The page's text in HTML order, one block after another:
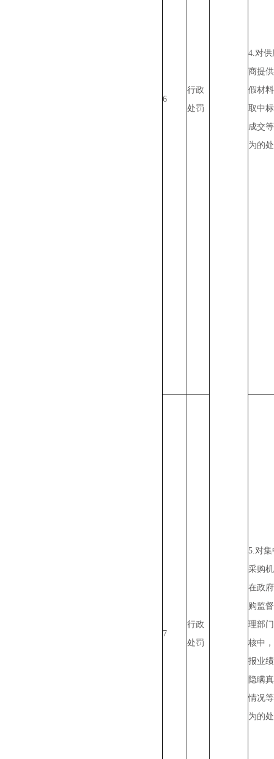
6
行政
处罚
4.对供
商提
假材
取中
成交
为的
7
行政
处罚
5.对集
采购
在政
购监
理部
核中
报业
隐瞒
情况
为的